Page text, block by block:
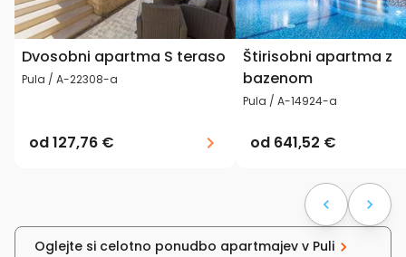
Dvosobni apartma S teraso
Pula / A-22308-a
od127,76 €
Štirisobni apartma z
bazenom
Pula / A-14924-a
od 641,52 €
Oglejte si celotno ponudbo apartmajev v Puli